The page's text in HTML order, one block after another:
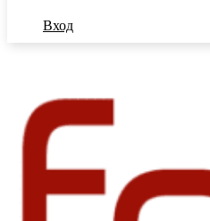
Вход